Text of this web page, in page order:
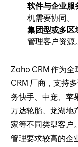
软件与企业服
机需要协同。
集团型或多区
管理客户资源。
Zoho CRM 作为全
CRM 厂商，支持
务快手、中宠、苹
万达轮胎、龙湖地
家等不同类型客户
管理要求较高的企